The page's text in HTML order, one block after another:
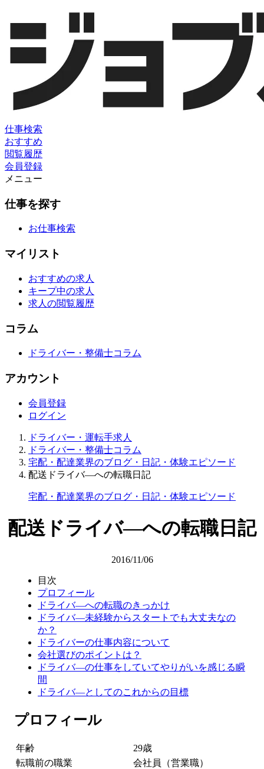
仕事検索
おすすめ
閲覧履歴
会員登録
メニュー
仕事を探す
お仕事検索
マイリスト
おすすめの求人
キープ中の求人
求人の閲覧履歴
コラム
ドライバー・整備士コラム
アカウント
会員登録
ログイン
ドライバー・運転手求人
ドライバー・整備士コラム
宅配・配達業界のブログ・日記・体験エピソード
配送ドライバ―への転職日記
宅配・配達業界のブログ・日記・体験エピソード
配送ドライバ―への転職日記
2016/11/06
目次
プロフィール
ドライバ―への転職のきっかけ
ドライバ―未経験からスタートでも大丈夫なの
か？
ドライバーの仕事内容について
会社選びのポイントは？
ドライバ―の仕事をしていてやりがいを感じる瞬
間
ドライバ―としてのこれからの目標
プロフィール
年齢
29歳
転職前の職業
会社員（営業職）